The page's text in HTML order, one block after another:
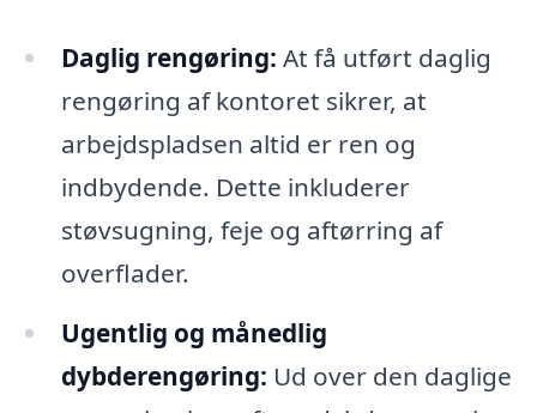
Daglig rengøring: At få utført daglig
rengøring af kontoret sikrer, at
arbejdspladsen altid er ren og
indbydende. Dette inkluderer
støvsugning, feje og aftørring af
overflader.
Ugentlig og månedlig
dybderengøring: Ud over den daglige